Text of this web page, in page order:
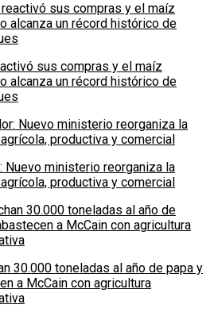
sus compras y el maíz
alcanza un récord histórico de
Nuevo ministerio reorganiza la
productiva y comercial
30.000 toneladas al año de papa y
a McCain con agricultura